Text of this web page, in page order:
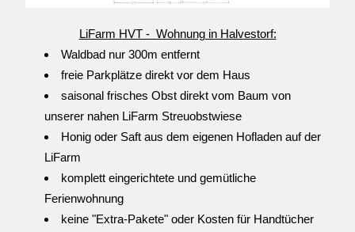
LiFarm HVT -  Wohnung in Halvestorf:
Waldbad nur 300m entfernt
freie Parkplätze direkt vor dem Haus
saisonal frisches Obst direkt vom Baum von
unserer nahen LiFarm Streuobstwiese
Honig oder Saft aus dem eigenen Hofladen auf der
LiFarm
komplett eingerichtete und gemütliche
Ferienwohnung
keine "Extra-Pakete" oder Kosten für Handtücher